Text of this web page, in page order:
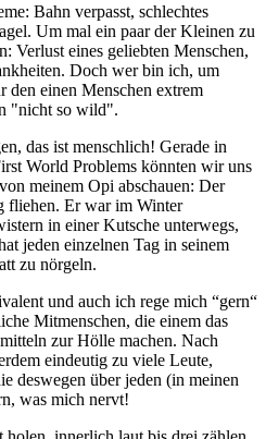
Bahn verpasst, schlechtes
Um mal ein paar der Kleinen zu
Verlust eines geliebten Menschen,
Doch wer bin ich, um
den einen Menschen extrem
"nicht so wild".
das ist menschlich! Gerade in
World Problems könnten wir uns
meinem Opi abschauen: Der
fliehen. Er war im Winter
in einer Kutsche unterwegs,
jeden einzelnen Tag in seinem
zu nörgeln.
und auch ich rege mich “gern“
Mitmenschen, die einem das
zur Hölle machen. Nach
eindeutig zu viele Leute,
deswegen über jeden (in meinen
was mich nervt!